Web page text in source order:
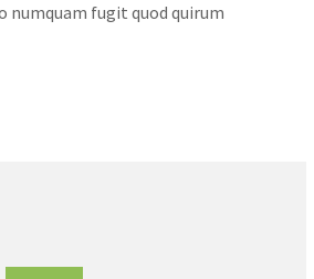
numquam fugit quod quirum